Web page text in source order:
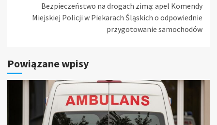
Bezpieczeństwo na drogach zimą: apel Komendy
Miejskiej Policji w Piekarach Śląskich o odpowiednie
przygotowanie samochodów
Powiązane wpisy